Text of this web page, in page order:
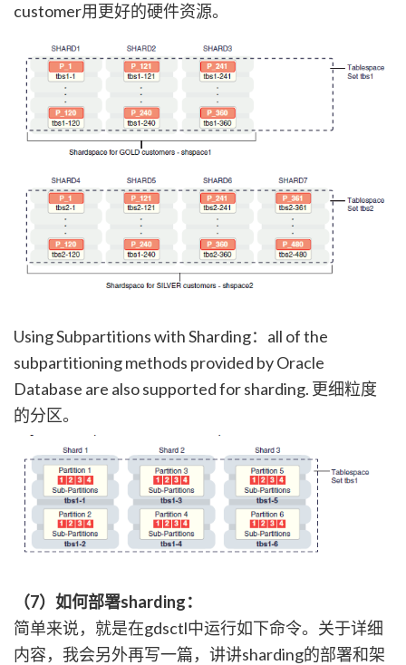
customer用更好的硬件资源。
Using Subpartitions with Sharding：all of the
subpartitioning methods provided by Oracle
Database are also supported for sharding. 更细粒度
的分区。
（7）如何部署sharding：
简单来说，就是在gdsctl中运行如下命令。关于详细
内容，我会另外再写一篇，讲讲sharding的部署和架